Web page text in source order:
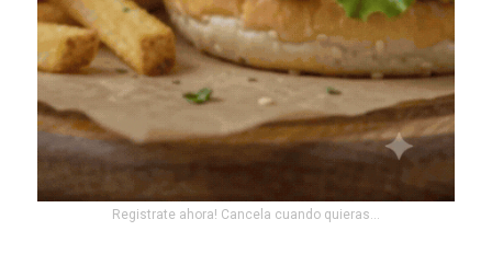
Registrate ahora! Cancela cuando quieras...